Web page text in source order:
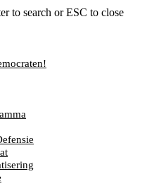
to search or ESC to close